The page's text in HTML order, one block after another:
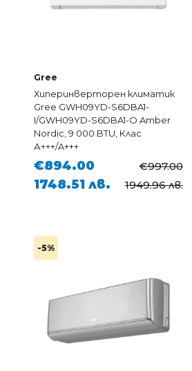
Gree
Хиперинверторен климатик
Gree GWH09YD-S6DBA1-
I/GWH09YD-S6DBA1-O Amber
Nordic, 9 000 BTU, Клас
А+++/A+++
€894.00 €997.00
1748.51 лв. 1949.96 лв.
-5%